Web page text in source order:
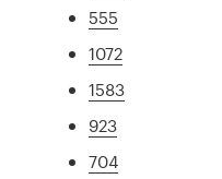
555
1072
1583
923
704